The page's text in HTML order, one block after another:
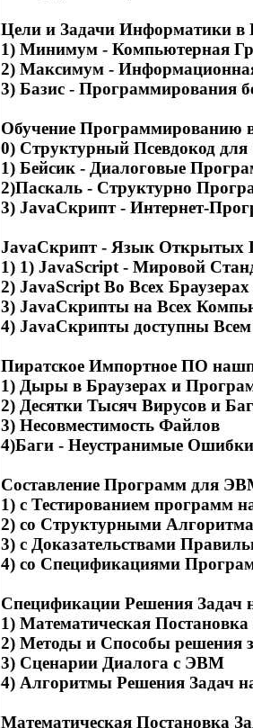
Цели и Задачи Информатики
1) Минимум - Компьютерная
2) Максимум -
3) Базис - Программирования
Обучение Программированию
0) Структурный Псевдокод
1) Бейсик - Диалоговые
2)Паскаль - Структурно
3) JavaCкрипт - Интернет-
JavaСкрипт - Язык Открытых
1) 1) JavaScript - Мировой
2) JavaScript Во Всех
3) JavaСкрипты на Всех
4) JavaСкрипты доступны
Пиратское Импортное ПО
1) Дыры в Браузерах и
2) Десятки Тысяч Вирусов и
3) Несовместимость Файлов
4)Баги - Неустранимые Ошибки
Составление Программ для
1) с Тестированием программ
2) со Структурными
3) с Доказательствами
4) со Спецификациями
Спецификации Решения
1) Математическая Постановка
2) Методы и Способы решения
3) Сценарии Диалога с ЭВМ
4) Алгоритмы Решения Задач
Математическая Постановка